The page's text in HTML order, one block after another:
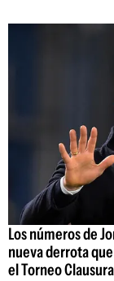
Los números de
nueva derrota
el Torneo